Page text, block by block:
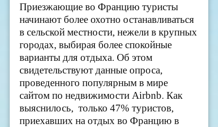
Приезжающие во Францию туристы
начинают более охотно останавливаться
в сельской местности, нежели в крупных
городах, выбирая более спокойные
варианты для отдыха. Об этом
свидетельствуют данные опроса,
проведенного популярным в мире
сайтом по недвижимости Airbnb. Как
выяснилось, только 47% туристов,
приехавших на отдых во Францию в